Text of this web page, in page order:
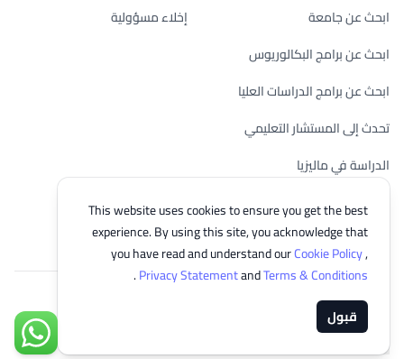
This website uses cookies to ensure you get the best
experience. By using this site, you acknowledge that
you have read and understand ourCookie Policy,
Privacy StatementandTerms & Conditions
.
قبول
تواصل
ابحث عن جامعة
ابحث عن برامج البكالوريوس
ابحث عن برامج الدراسات العليا
تحدث إلى المستشار التعليمي
الدراسة في ماليزيا
تحقق من أهليتك
إخلاء مسؤولية
© 2026 EasyUni Sdn Bhd, company registration number 200801016907
(818200-P). All rights reserved.